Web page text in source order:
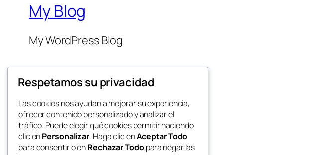
My Blog
My WordPress Blog
Twenty Twenty-Five
Respetamos su privacidad
Las cookies nos ayudan a mejorar su experiencia,
ofrecer contenido personalizado y analizar el
tráfico. Puede elegir qué cookies permitir haciendo
clic enPersonalizar. Haga clic enAceptar Todo
para consentir o enRechazar Todopara negar las